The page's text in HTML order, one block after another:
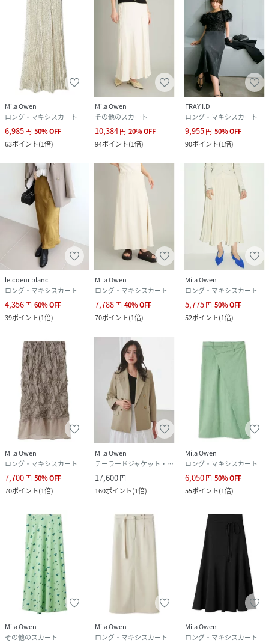
Mila Owen
ロング・マキシスカート
6,985円 50%OFF
63ポイント(1倍)
Mila Owen
その他のスカート
10,384円 20%OFF
94ポイント(1倍)
FRAY I.D
ロング・マキシスカート
9,955円 50%OFF
90ポイント(1倍)
le.coeur blanc
ロング・マキシスカート
4,356円 60%OFF
39ポイント(1倍)
Mila Owen
ロング・マキシスカート
7,788円 40%OFF
70ポイント(1倍)
Mila Owen
ロング・マキシスカート
5,775円 50%OFF
52ポイント(1倍)
Mila Owen
ロング・マキシスカート
7,700円 50%OFF
70ポイント(1倍)
Mila Owen
テーラードジャケット・ブレザー
17,600円
160ポイント(1倍)
Mila Owen
ロング・マキシスカート
6,050円 50%OFF
55ポイント(1倍)
Mila Owen
その他のスカート
Mila Owen
ロング・マキシスカート
Mila Owen
ロング・マキシスカート